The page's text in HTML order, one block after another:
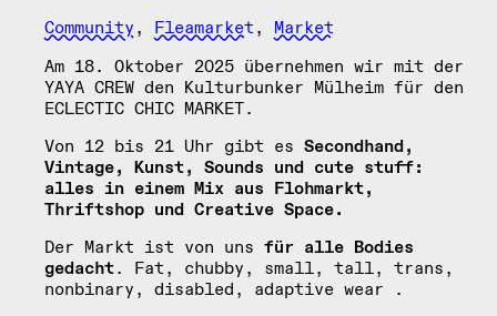
Community , Fleamarket , Market
Am 18. Oktober 2025 übernehmen wir mit der
YAYA CREW den Kulturbunker Mülheim für den
ECLECTIC CHIC MARKET.
Von 12 bis 21 Uhr gibt es Secondhand,
Vintage, Kunst, Sounds und cute stuff:
alles in einem Mix aus Flohmarkt,
Thriftshop und Creative Space.
Der Markt ist von uns für alle Bodies
gedacht. Fat, chubby, small, tall, trans,
nonbinary, disabled, adaptive wear .